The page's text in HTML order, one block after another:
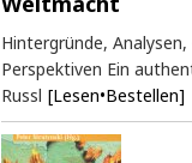
Hintergründe,
Perspektiven Ein
Russl [Lesen•Bestellen]